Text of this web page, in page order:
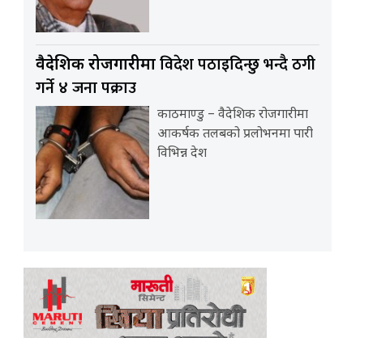
वैदेशिक रोजगारीमाविदेश पठाइदिन्छु भन्दै ठगी
गर्ने ४ जना पक्राउ
काठमाण्डु – वैदेशिक रोजगारीमा
आकर्षक तलबको प्रलोभनमा पारी
विभिन्न देश